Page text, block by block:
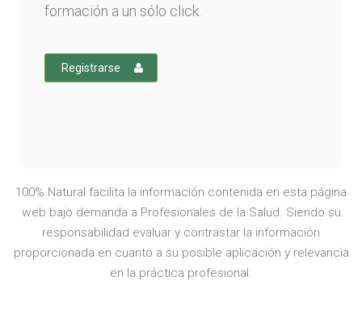
formación a un sólo click.
Registrarse
100% Natural facilita la información contenida en esta página
web bajo demanda a Profesionales de la Salud. Siendo su
responsabilidad evaluar y contrastar la información
proporcionada en cuanto a su posible aplicación y relevancia
en la práctica profesional.